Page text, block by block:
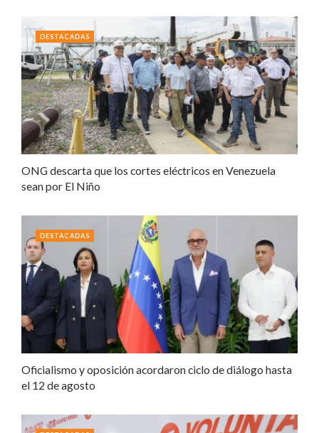
ONG descarta que los cortes eléctricos en Venezuela
sean por El Niño
DESTACADAS
Oficialismo y oposición acordaron ciclo de diálogo hasta
el 12 de agosto
DESTACADAS